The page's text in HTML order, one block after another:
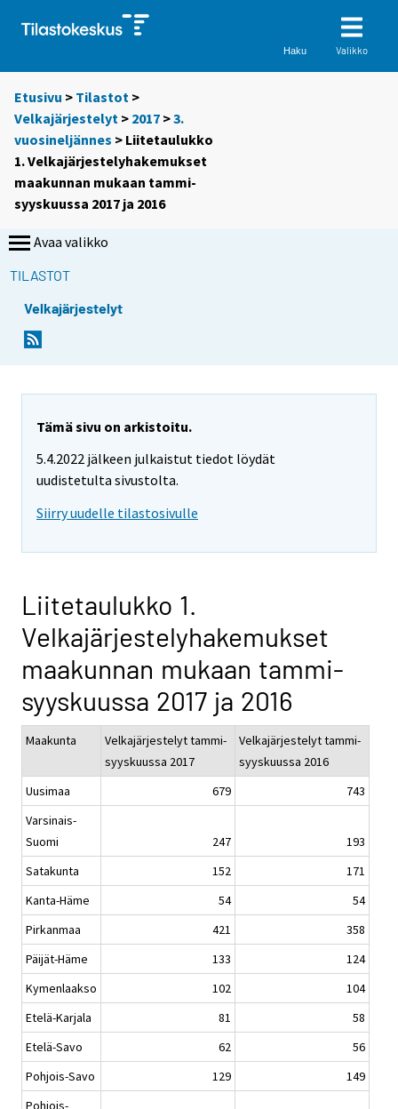
Haku Valikko
Etusivu > Tilastot >
Velkajärjestelyt > 2017 >3.
vuosineljännes > Liitetaulukko
1. Velkajärjestelyhakemukset
maakunnan mukaan tammi-
syyskuussa 2017 ja 2016
Avaa valikko
TILASTOT
Velkajärjestelyt
Tämä sivu on arkistoitu.
5.4.2022 jälkeen julkaistut tiedot löydät
uudistetulta sivustolta.
Siirry uudelle tilastosivulle
Liitetaulukko 1.
Velkajärjestelyhakemukset
maakunnan mukaan tammi-
syyskuussa 2017 ja 2016
Maakunta
Velkajärjestelyt tammi-
syyskuussa 2017
Velkajärjestelyt tammi-
syyskuussa 2016
Uusimaa
679
743
Varsinais-
Suomi
247
193
Satakunta
152
171
Kanta-Häme
54
54
Pirkanmaa
421
358
Päijät-Häme
133
124
Kymenlaakso
102
104
Etelä-Karjala
81
58
Etelä-Savo
62
56
Pohjois-Savo
129
149
Pohjois-